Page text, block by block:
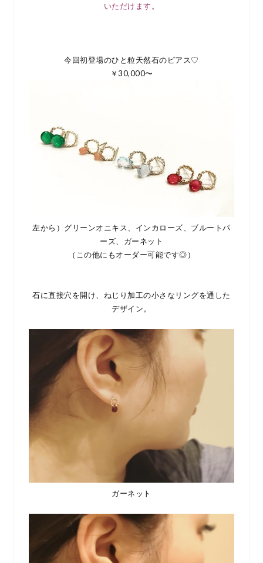
いただけます。
今回初登場のひと粒天然石のピアス♡
￥30,000〜
左から）グリーンオニキス、インカローズ、ブルートパ
ーズ、ガーネット
（この他にもオーダー可能です◎）
石に直接穴を開け、ねじり加工の小さなリングを通した
デザイン。
ガーネット